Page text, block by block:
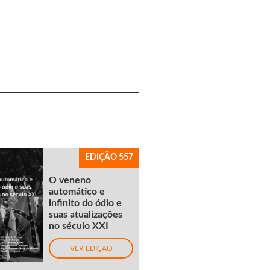
EDIÇÃO 557
O veneno
automático e
infinito do ódio e
suas atualizações
no século XXI
VER EDIÇÃO